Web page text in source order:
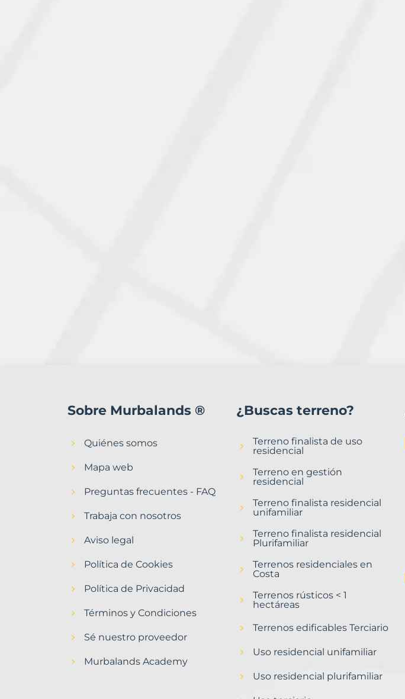
Municipio
Sobre Murbalands ®
Quiénes somos
Mapa web
Preguntas frecuentes - FAQ
Trabaja con nosotros
Aviso legal
Política de Cookies
Política de Privacidad
Términos y Condiciones
Sé nuestro proveedor
Murbalands Academy
¿Buscas terreno?
Terreno finalista de uso
residencial
Terreno en gestión
residencial
Terreno finalista residencial
unifamiliar
Terreno finalista residencial
Plurifamiliar
Terrenos residenciales en
Costa
Terrenos rústicos < 1
hectáreas
Terrenos edificables Terciario
Uso residencial unifamiliar
Uso residencial plurifamiliar